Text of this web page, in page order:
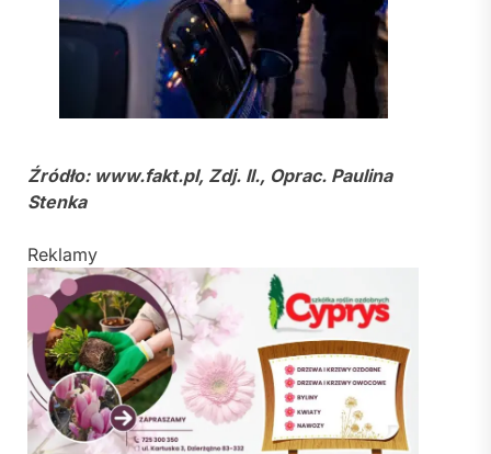
Źródło: www.fakt.pl, Zdj. Il., Oprac. Paulina
Stenka
Reklamy